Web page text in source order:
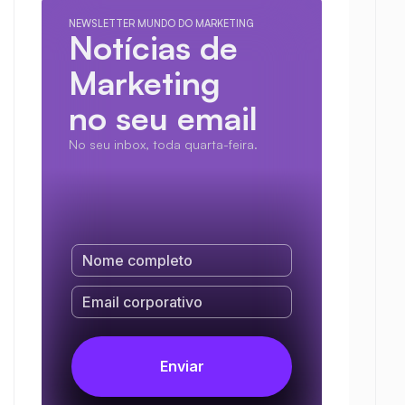
NEWSLETTER MUNDO DO MARKETING
Notícias de
Marketing
no seu email
No seu inbox, toda quarta-feira.